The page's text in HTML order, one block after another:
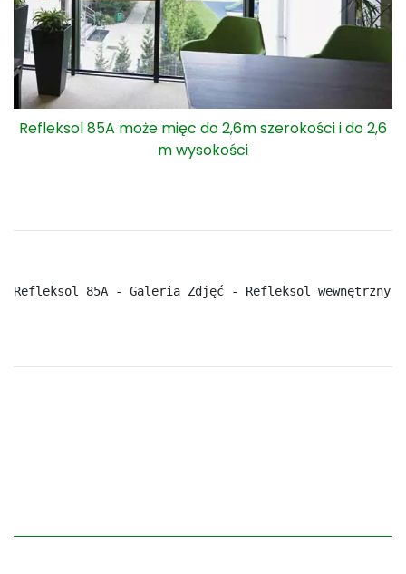
Refleksol 85A może mięc do 2,6m szerokości i do 2,6
m wysokości
Refleksol 85A - Galeria Zdjęć - Refleksol